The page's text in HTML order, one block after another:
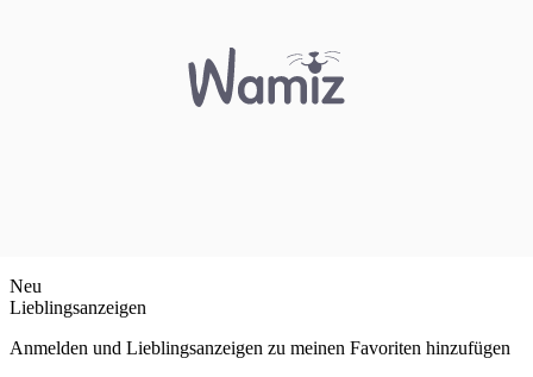
Neu
Lieblingsanzeigen
Anmelden und Lieblingsanzeigen zu meinen Favoriten hinzufügen